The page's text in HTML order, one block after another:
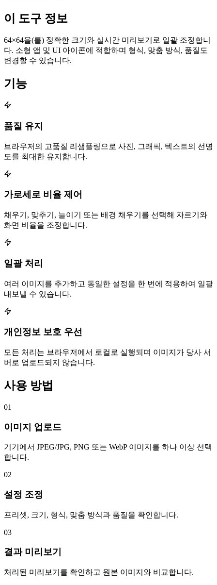
이 도구 정보
64×64을(를) 정확한 크기와 실시간 미리보기로 일괄 조정합니
다. 소형 앱 및 UI 아이콘에 적합하며 형식, 맞춤 방식, 품질도
변경할 수 있습니다.
기능
품질 유지
브라우저의 고품질 리샘플링으로 사진, 그래픽, 텍스트의 선명
도를 최대한 유지합니다.
가로세로 비율 제어
채우기, 맞추기, 늘이기 또는 배경 채우기를 선택해 자르기와
화면 비율을 조정합니다.
일괄 처리
여러 이미지를 추가하고 동일한 설정을 한 번에 적용하여 일괄
내보낼 수 있습니다.
개인정보 보호 우선
모든 처리는 브라우저에서 로컬로 실행되며 이미지가 당사 서
버로 업로드되지 않습니다.
사용 방법
01
이미지 업로드
기기에서 JPEG/JPG, PNG 또는 WebP 이미지를 하나 이상 선택
합니다.
02
설정 조정
프리셋, 크기, 형식, 맞춤 방식과 품질을 확인합니다.
03
결과 미리보기
처리된 미리보기를 확인하고 원본 이미지와 비교합니다.